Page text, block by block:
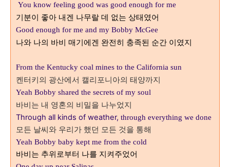
You know feeling good was good enough for me
기분이 좋아 내겐 나무랄 데 없는 상태였어
Good enough for me and my Bobby McGee
나와 나의 바비 매기에겐 완전히 충족된 순간 이였지
From the Kentucky coal mines to the California sun
켄터키의 광산에서 캘리포니아의 태양까지
Yeah Bobby shared the secrets of my soul
바비는 내 영혼의 비밀을 나누었지
Through all kinds of weather, through everything we done
모든 날씨와 우리가 했던 모든 것을 통해
Yeah Bobby baby kept me from the cold
바비는 추위로부터 나를 지켜주었어